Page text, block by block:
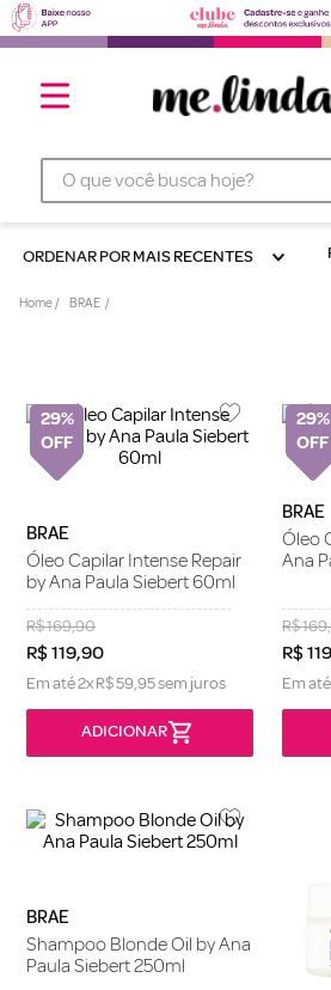
O que você busca hoje?
ORDENAR PORMAIS RECENTES
BRAE
29%
BRAE
Óleo Capilar Intense Repair
by Ana Paula Siebert 60ml
R$169,90
R$119,90
Em até2xR$59,95sem juros
29%
BRAE
Óleo
Ana
R$169,
R$119
Em até
BRAE
Shampoo Blonde Oil by Ana
Paula Siebert 250ml